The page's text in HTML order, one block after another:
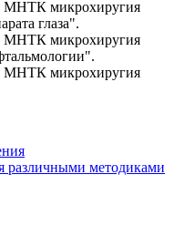
МНТК микрохиругия
глаза".
МНТК микрохиругия
МНТК микрохиругия
различными методиками